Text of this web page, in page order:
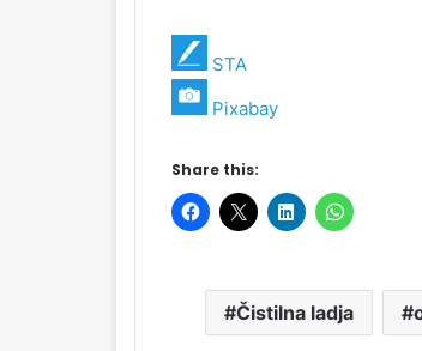
STA
Pixabay
Share this:
Čistilna ladja